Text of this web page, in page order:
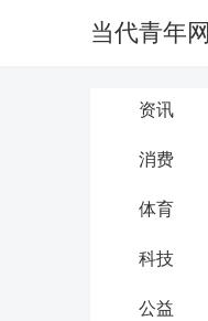
当代青年网
资讯
消费
体育
科技
公益